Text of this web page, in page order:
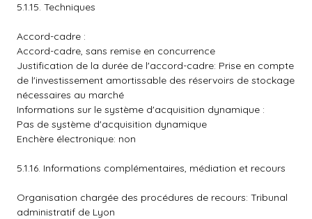
5.1.15. Techniques
Accord-cadre :
Accord-cadre, sans remise en concurrence
Justification de la durée de l'accord-cadre: Prise en compte
de l'investissement amortissable des réservoirs de stockage
nécessaires au marché
Informations sur le système d'acquisition dynamique :
Pas de système d'acquisition dynamique
Enchère électronique: non
5.1.16. Informations complémentaires, médiation et recours
Organisation chargée des procédures de recours: Tribunal
administratif de Lyon